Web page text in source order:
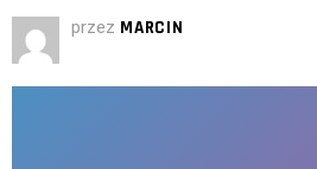
przez MARCIN